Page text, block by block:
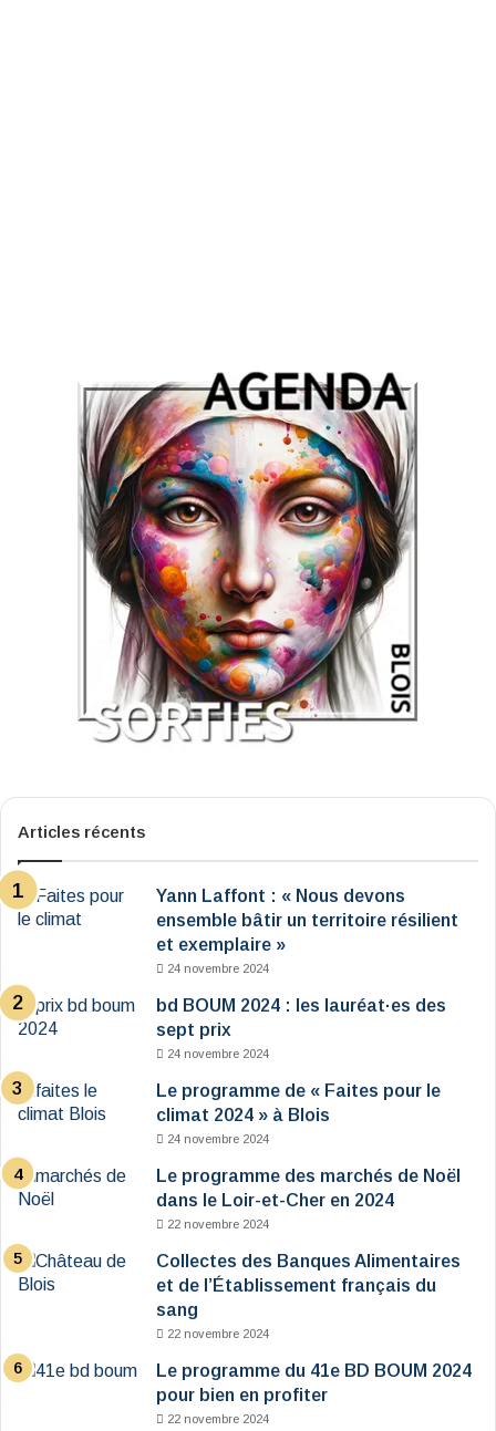
Articles récents
Yann Laffont : « Nous devons
ensemble bâtir un territoire résilient
et exemplaire »
24 novembre 2024
bd BOUM 2024 : les lauréat·es des
sept prix
24 novembre 2024
Le programme de « Faites pour le
climat 2024 » à Blois
24 novembre 2024
Le programme des marchés de Noël
dans le Loir-et-Cher en 2024
22 novembre 2024
Collectes des Banques Alimentaires
et de l’Établissement français du
sang
22 novembre 2024
Le programme du 41e BD BOUM 2024
pour bien en profiter
22 novembre 2024